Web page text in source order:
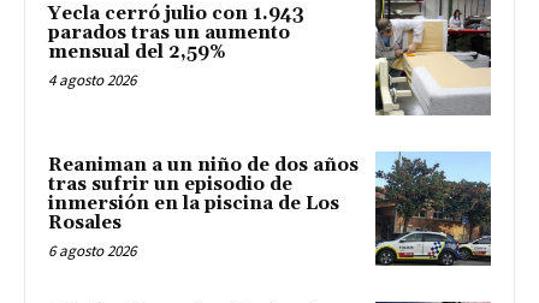
Yecla cerró julio con 1.943
parados tras un aumento
mensual del 2,59%
4 agosto 2026
Reaniman a un niño de dos años
tras sufrir un episodio de
inmersión en la piscina de Los
Rosales
6 agosto 2026